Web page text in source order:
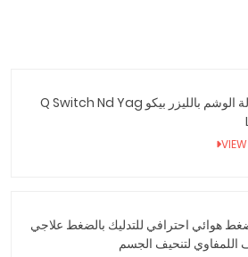
آلة إزالة الوشم بالليزر بيكو Q Switch Nd Yag
هوائي احترافي للتدليك بالضغط علاجي
لتنحيف الجسم